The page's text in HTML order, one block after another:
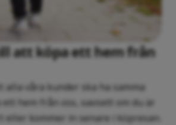
att köpa ett hem från
alla våra kunder ska ha samma
ett hem från oss, oavsett om du är
eller kommer in senare i köpresan.